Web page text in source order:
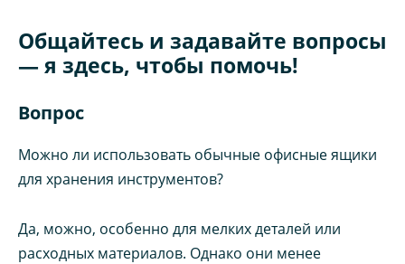
Общайтесь и задавайте вопросы
— я здесь, чтобы помочь!
Вопрос
Можно ли использовать обычные офисные ящики
для хранения инструментов?
Да, можно, особенно для мелких деталей или
расходных материалов. Однако они менее